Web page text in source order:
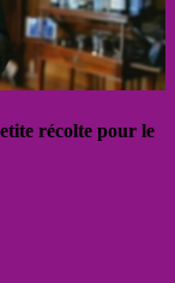
récolte pour le